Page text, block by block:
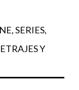
SERIES,
Y